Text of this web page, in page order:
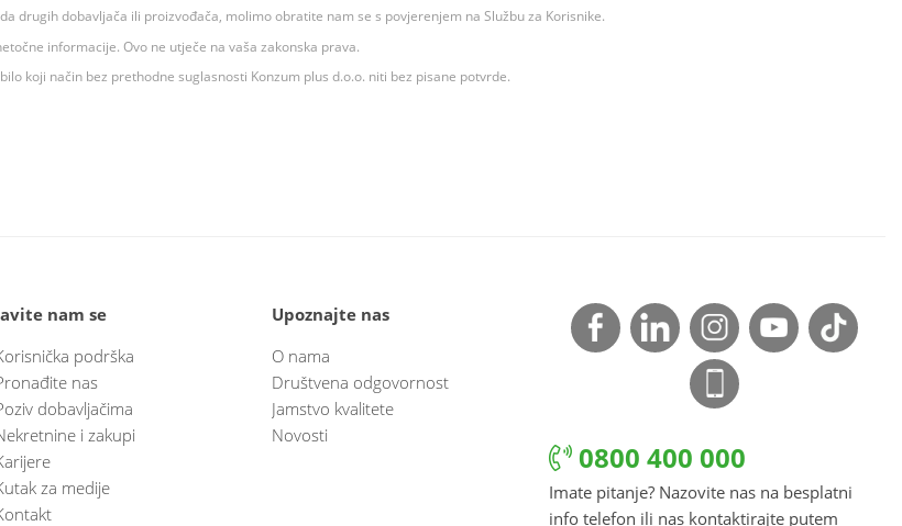
drugih dobavljača ili proizvođača, molimo obratite nam se s povjerenjem na Službu za Korisnike.
informacije. Ovo ne utječe na vaša zakonska prava.
koji način bez prethodne suglasnosti Konzum plus d.o.o. niti bez pisane potvrde.
nam se
podrška
nas
dobavljačima
i zakupi
za medije
Upoznajte nas
O nama
Društvena odgovornost
Jamstvo kvalitete
Novosti
0800 400 000
Imate pitanje? Nazovite nas na besplatni
info telefon ili nas kontaktirajte putem